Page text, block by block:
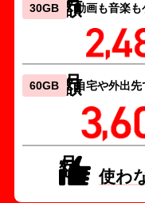
30GB 動画も音楽も
60GB 自宅や外出先
使わ